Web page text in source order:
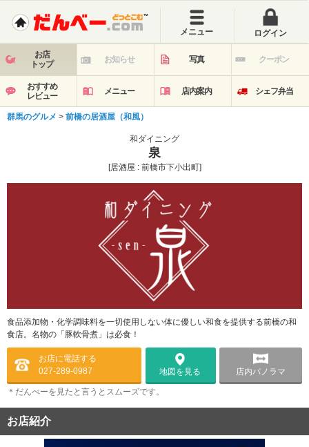
メニュー ログイン
お店
トップ
お知らせ 写真 クーポン
おすすめ
レビュー
メニュー 店内案内 シェフ弁当
群馬のグルメ > 前橋の居酒屋（和風）
和ダイニング
泉
[居酒屋 : 前橋市下小出町]
食品添加物・化学調味料を一切使用しない体に優しい和食を提供する前橋の和
食店。名物の「豚軟骨煮」は必食！
お店に電話する
027-289-0987
地図を見る 店内パノラマ
＊だんべーを見たと言うとスムーズです。
お店紹介